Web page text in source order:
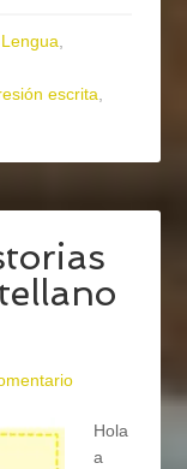
Lengua,
escrita,
Hola
a